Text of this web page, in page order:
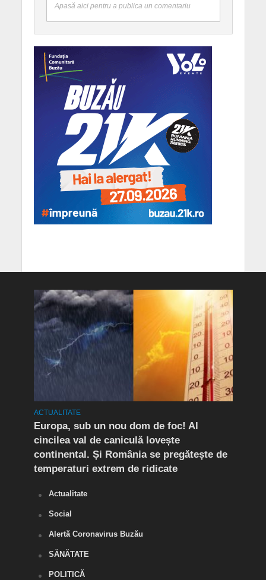
Apasă aici pentru a publica un comentariu
ACTUALITATE
Europa, sub un nou dom de foc! Al
cincilea val de caniculă lovește
continental. Și România se pregătește de
temperaturi extrem de ridicate
Actualitate
Social
Alertă Coronavirus Buzău
SĂNĂTATE
POLITICĂ